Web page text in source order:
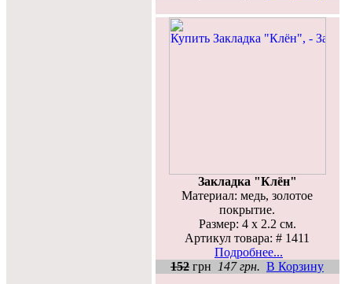
Закладка "Клён"
Материал: медь, золотое
покрытие.
Размер: 4 х 2.2 см.
Артикул товара: # 1411
Подробнее...
152 грн 147 грн. В Корзину